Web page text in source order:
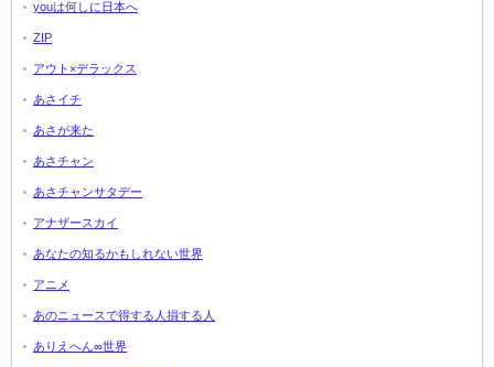
youは何しに日本へ
ZIP
アウト×デラックス
あさイチ
あさが来た
あさチャン
あさチャンサタデー
アナザースカイ
あなたの知るかもしれない世界
アニメ
あのニュースで得する人損する人
ありえへん∞世界